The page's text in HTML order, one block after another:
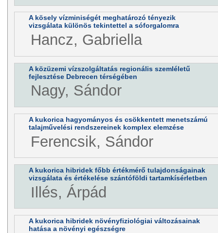
A kösely vízminiségét meghatározó tényezik
vizsgálata különös tekintettel a sóforgalomra
Hancz, Gabriella
A közüzemi vízszolgáltatás regionális szemléletű
fejlesztése Debrecen térségében
Nagy, Sándor
A kukorica hagyományos és csökkentett menetszámú
talajművelési rendszereinek komplex elemzése
Ferencsik, Sándor
A kukorica hibridek főbb értékmérő tulajdonságainak
vizsgálata és értékelése szántóföldi tartamkísérletben
Illés, Árpád
A kukorica hibridek növényfiziológiai változásainak
hatása a növényi egészségre